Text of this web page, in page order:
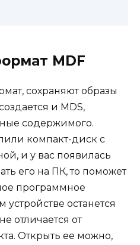
MDF
сохраняют образы
и MDS,
содержимого.
компакт-диск с
и у вас появилась
его на ПК, то поможет
программное
останется
отличается от
Открыть ее можно,